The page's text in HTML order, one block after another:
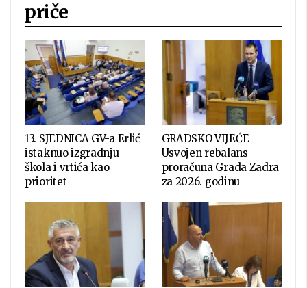
priče
13. SJEDNICA GV-a Erlić
istaknuo izgradnju
škola i vrtića kao
prioritet
GRADSKO VIJEĆE
Usvojen rebalans
proračuna Grada Zadra
za 2026. godinu